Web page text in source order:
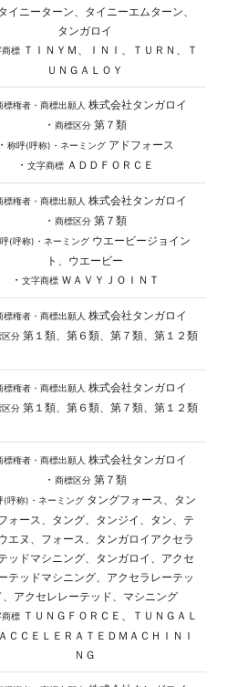
イニーターン、タイニーエムターン、
タンガロイ
商標ＴＩＮＹＭ、ＩＮＩ、ＴＵＲＮ、Ｔ
ＵＮＧＡＬＯＹ
標権者・商標出願人 株式会社タンガロイ
・ 商標区分第７類
・ 称呼(呼称)・ネーミングアドフォース
・ 文字商標ＡＤＤＦＯＲＣＥ
標権者・商標出願人 株式会社タンガロイ
・ 商標区分第７類
(呼称)・ネーミングウエービージョイン
ト、ウエービー
・ 文字商標ＷＡＶＹＪＯＩＮＴ
標権者・商標出願人 株式会社タンガロイ
区分第１類、第６類、第７類、第１２類
標権者・商標出願人 株式会社タンガロイ
区分第１類、第６類、第７類、第１２類
標権者・商標出願人 株式会社タンガロイ
・ 商標区分第７類
(呼称)・ネーミングタングフォース、タン
ォース、タング、タンジイ、タン、テ
エヌ、フォース、タンガロイアクセラ
ッドマシニング、タンガロイ、アクセ
テッドマシニング、アクセラレーテッ
、アクセレレーテッド、マシニング
商標ＴＵＮＧＦＯＲＣＥ、ＴＵＮＧＡＬ
ＣＣＥＬＥＲＡＴＥＤＭＡＣＨＩＮＩ
ＮＧ